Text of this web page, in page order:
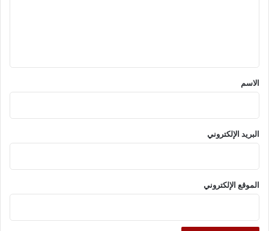
*
الاسم
البريد الإلكتروني
الموقع الإلكتروني